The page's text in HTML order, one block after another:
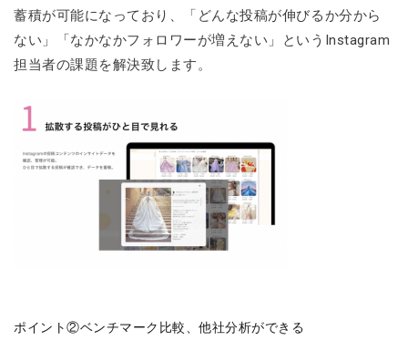
蓄積が可能になっており、「どんな投稿が伸びるか分から
ない」「なかなかフォロワーが増えない」というInstagram
担当者の課題を解決致します。
ポイント②ベンチマーク比較、他社分析ができる